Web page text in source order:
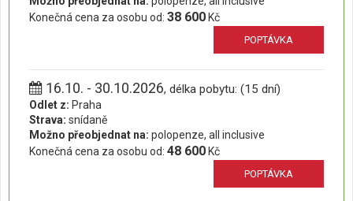
Konečná cena za osobu od: 38 600 Kč
POPTÁVKA
16.10. - 30.10.2026, délka pobytu: (15 dní)
Odlet z: Praha
Strava: snídaně
Možno přeobjednat na: polopenze, all inclusive
Konečná cena za osobu od: 48 600 Kč
POPTÁVKA